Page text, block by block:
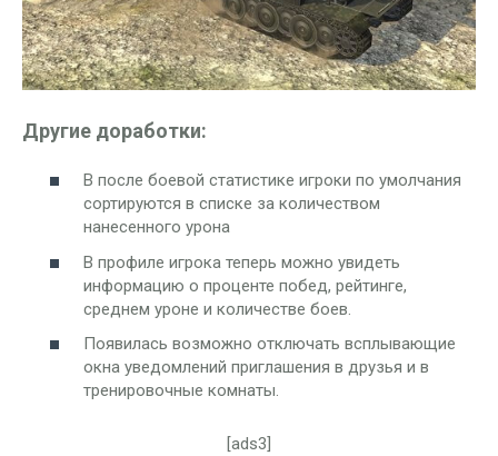
Другие доработки:
В после боевой статистике игроки по умолчания
сортируются в списке за количеством
нанесенного урона
В профиле игрока теперь можно увидеть
информацию о проценте побед, рейтинге,
среднем уроне и количестве боев.
Появилась возможно отключать всплывающие
окна уведомлений приглашения в друзья и в
тренировочные комнаты.
[ads3]